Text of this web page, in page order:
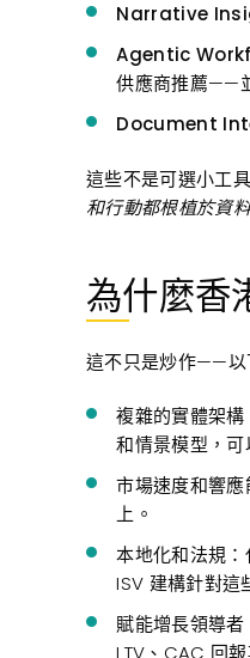
Narrative
Agentic
供應商推薦——
Document
這些不是可選小工
和行動都根植於資
為什麼香
這不只是炒作——以
複雜的實體架構
和情景模型，可
市場速度和響應
上。
本地化和法規：
ISV 建構針對這
賦能增長領導者